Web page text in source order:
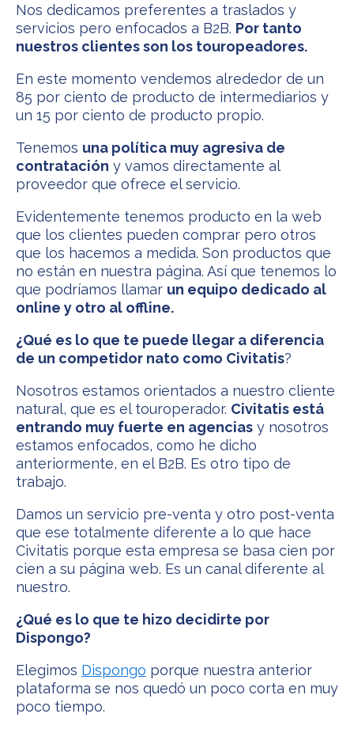
Nos dedicamos preferentes a traslados y
servicios pero enfocados a B2B. Por tanto
nuestros clientes son los touropeadores.
En este momento vendemos alrededor de un
85 por ciento de producto de intermediarios y
un 15 por ciento de producto propio.
Tenemos una política muy agresiva de
contratación y vamos directamente al
proveedor que ofrece el servicio.
Evidentemente tenemos producto en la web
que los clientes pueden comprar pero otros
que los hacemos a medida. Son productos que
no están en nuestra página. Así que tenemos lo
que podríamos llamar un equipo dedicado al
online y otro al offline.
¿Qué es lo que te puede llegar a diferencia
de un competidor nato como Civitatis?
Nosotros estamos orientados a nuestro cliente
natural, que es el touroperador. Civitatis está
entrando muy fuerte en agencias y nosotros
estamos enfocados, como he dicho
anteriormente, en el B2B. Es otro tipo de
trabajo.
Damos un servicio pre-venta y otro post-venta
que ese totalmente diferente a lo que hace
Civitatis porque esta empresa se basa cien por
cien a su página web. Es un canal diferente al
nuestro.
¿Qué es lo que te hizo decidirte por
Dispongo?
Elegimos Dispongo porque nuestra anterior
plataforma se nos quedó un poco corta en muy
poco tiempo.